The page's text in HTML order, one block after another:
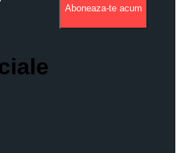
Aboneaza-te acum